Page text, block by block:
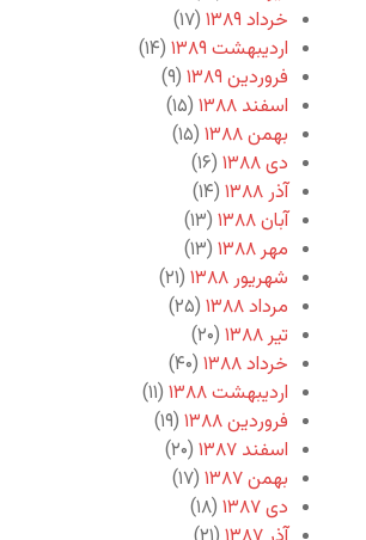
خرداد ۱۳۸۹
(۱۷)
اردیبهشت ۱۳۸۹
(۱۴)
فروردین ۱۳۸۹
(۹)
اسفند ۱۳۸۸
(۱۵)
بهمن ۱۳۸۸
(۱۵)
دی ۱۳۸۸
(۱۶)
آذر ۱۳۸۸
(۱۴)
آبان ۱۳۸۸
(۱۳)
مهر ۱۳۸۸
(۱۳)
شهریور ۱۳۸۸
(۲۱)
مرداد ۱۳۸۸
(۲۵)
تیر ۱۳۸۸
(۲۰)
خرداد ۱۳۸۸
(۴۰)
اردیبهشت ۱۳۸۸
(۱۱)
فروردین ۱۳۸۸
(۱۹)
اسفند ۱۳۸۷
(۲۰)
بهمن ۱۳۸۷
(۱۷)
دی ۱۳۸۷
(۱۸)